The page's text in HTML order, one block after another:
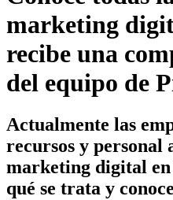
marketing
recibe una
del equipo de
Actualmente las
recursos y personal
marketing digital en
qué se trata y